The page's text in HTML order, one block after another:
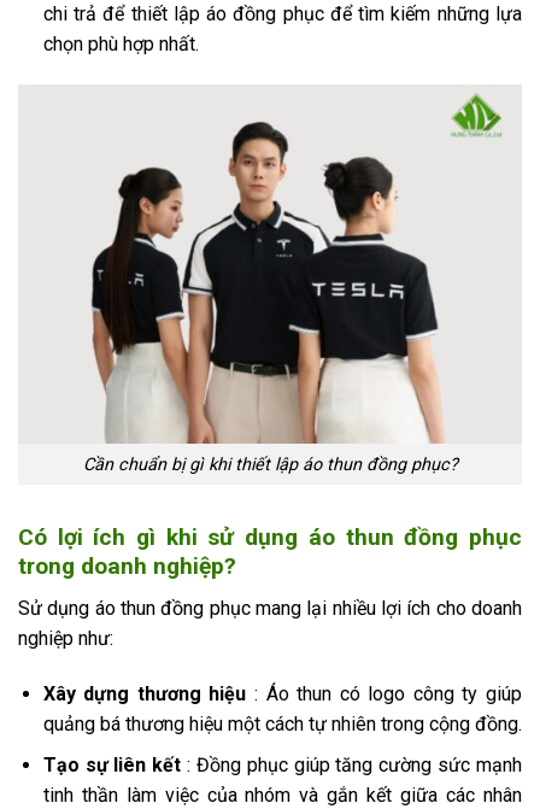
chi trả để thiết lập áo đồng phục để tìm kiếm những lựa
chọn phù hợp nhất.
Cần chuẩn bị gì khi thiết lập áo thun đồng phục?
Có lợi ích gì khi sử dụng áo thun đồng phục
trong doanh nghiệp?
Sử dụng áo thun đồng phục mang lại nhiều lợi ích cho doanh
nghiệp như:
Xây dựng thương hiệu : Áo thun có logo công ty giúp
quảng bá thương hiệu một cách tự nhiên trong cộng đồng.
Tạo sự liên kết : Đồng phục giúp tăng cường sức mạnh
tinh thần làm việc của nhóm và gắn kết giữa các nhân